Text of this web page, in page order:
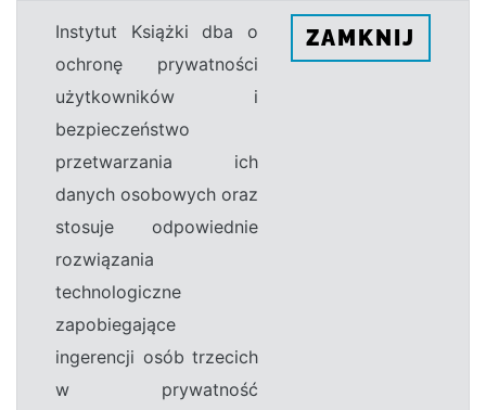
Instytut Książki dba o
ochronę prywatności
użytkowników i
bezpieczeństwo
przetwarzania ich
danych osobowych oraz
stosuje odpowiednie
rozwiązania
technologiczne
zapobiegające
ingerencji osób trzecich
w prywatność
ZAMKNIJ